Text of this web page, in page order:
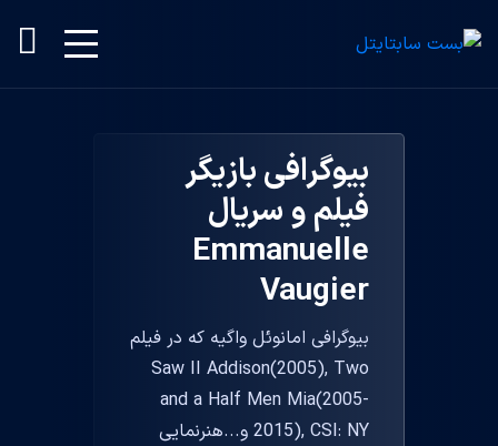
بیوگرافی بازیگر
فیلم و سریال
Emmanuelle
Vaugier
بیوگرافی امانوئل واگیه که در فیلم
Saw II Addison(2005), Two
and a Half Men Mia(2005-
2015), CSI: NY و...هنرنمایی